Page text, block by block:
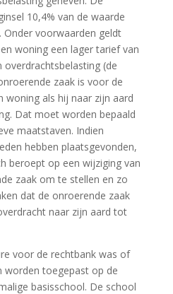
10,4% van de waarde
Onder voorwaarden geldt
woning een lager tarief van
overdrachtsbelasting (de
zaak is voor de
woning als hij naar zijn aard
Dat moet worden bepaald
maatstaven. Indien
hebben plaatsgevonden,
beroept op een wijziging van
zaak om te stellen en zo
dat de onroerende zaak
naar zijn aard tot
voor de rechtbank was of
worden toegepast op de
basisschool. De school